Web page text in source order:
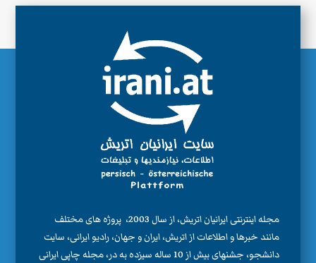
مجله اینترنتی ایرانیان اتریش، از سال 2003، پروژه های مختلف
مانند خبرها و اطلاعات از اتریش، ایران و جهان، رادیو ایرانی، سایت
دانشجو، جشنهای بیش از 10 ساله سیزده به در، مجله چاپی ایرانی